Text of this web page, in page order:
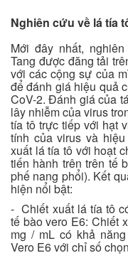
Nghiên cứu về lá tía
Mới đây nhất,
Tang được đăng tải
với các cộng sự của
để đánh giá hiệu quả
CoV-2. Đánh giá của
lây nhiễm của virus
tía tô trực tiếp với hạt
tính của virus và
xuất lá tía tô với hoạt
tiến hành trên trên tế
phế nang phổi). Kết
hiện nổi bật:
- Chiết xuất lá tía tô
tế bào vero E6: Chiết
mg / mL có khả
Vero E6 với chỉ số